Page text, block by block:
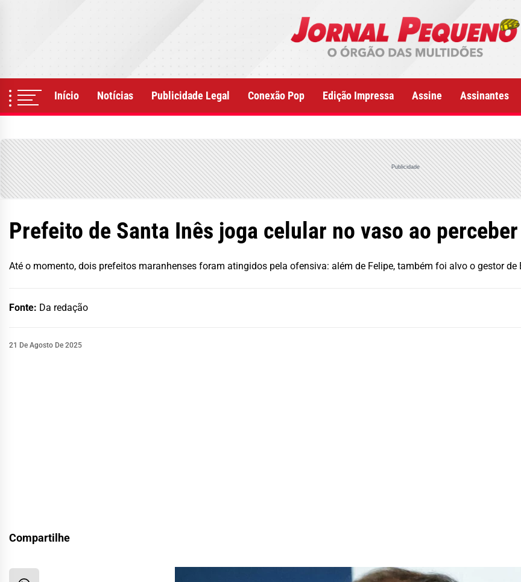
Início Notícias Publicidade Legal Conexão Pop Edição Impressa Assine Assinantes
Publicidade
Prefeito de Santa Inês joga celular no vaso ao
Até o momento, dois prefeitos maranhenses foram atingidos pela ofensiva: além de Felipe, também foi alvo o gestor de
Fonte: Da redação
21 De Agosto De 2025
Compartilhe